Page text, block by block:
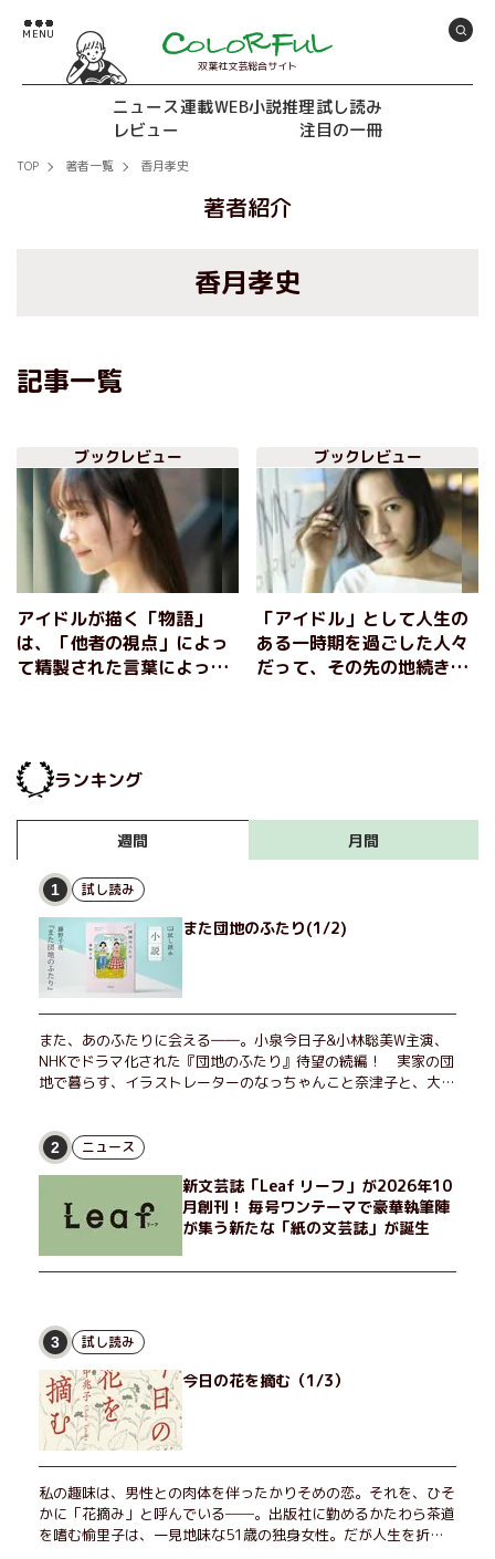
双葉社文芸総合サイト
ニュース連載WEB小説推理試し読み
レビュー
注目の一冊
TOP 著者一覧 香月孝史
著者紹介
香月孝史
記事一覧
ブックレビュー
アイドルが描く「物語」
は、「他者の視点」によっ
て精製された言葉によって
った時 僕の取材ノート
2010-2020』大貫真之介
ブックレビュー
「アイドル」として人生の
ある一時期を過ごした人々
だって、その先の地続きの
ランキング
週間 月間
1 試し読み
また団地のふたり(1/2)
また、あのふたりに会える――。小泉今日子&小林聡美W主演、
NHKでドラマ化された『団地のふたり』待望の続編！ 実家の団
地で暮らす、イラストレーターのなっちゃんこと奈津子と、大学
げたり、部屋でふたりだけの「台湾映画祭」を催したり。50代
独身、幼なじみの変わらぬ友情とささやかな幸せの日々を描く。
2 ニュース
新文芸誌「Leaf リーフ」が2026年10
月創刊！ 毎号ワンテーマで豪華執筆陣
が集う新たな「紙の文芸誌」が誕生
3 試し読み
今日の花を摘む（1/3）
私の趣味は、男性との肉体を伴ったかりそめの恋。それを、ひそ
かに「花摘み」と呼んでいる──。出版社に勤めるかたわら茶道
を嗜む愉里子は、一見地味な51歳の独身女性。だが人生を折り